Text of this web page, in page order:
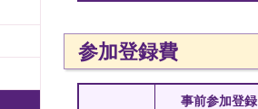
参加登録費
事前参加登録